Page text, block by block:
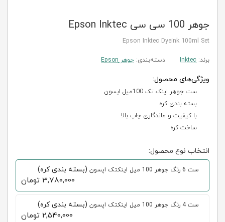
جوهر 100 سی سی Epson Inktec
Epson Inktec Dyeink 100ml Set
برند: Inktec دسته‌بندی: جوهر Epson
ویژگی‌های محصول:
ست جوهر اینک تک 100میل اپسون
بسته بندی کره
با کیفیت و ماندگاری چاپ بالا
ساخت کره
انتخاب نوع محصول:
ست 6 رنگ جوهر 100 میل اینکتک اپسون (بسته بندی کره)
3,780,000 تومان
ست 4 رنگ جوهر 100 میل اینکتک اپسون (بسته بندی کره)
2,540,000 تومان